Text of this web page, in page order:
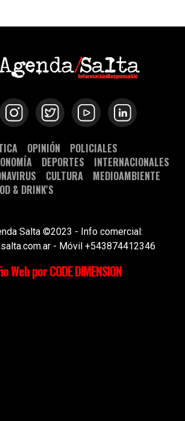
OPINIÓN
POLICIALES
DEPORTES
INTERNACIONALES
CULTURA
MEDIOAMBIENTE
& DRINK'S
Salta ©2023 - Info comercial:
- Móvil +543874412346
Web por CODE DIMENSION